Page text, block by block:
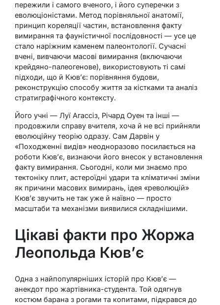
пережили і самого вченого, і його суперечки з
еволюціоністами. Метод порівняльної анатомії,
принцип кореляції частин, встановлення факту
вимирання та фауністичної послідовності — усе це
стало наріжним каменем палеонтології. Сучасні
вчені, вивчаючи масові вимирання (включаючи
крейдяно-палеогенове), використовують ті самі
підходи, що й Кюв’є: порівняння будови,
реконструкцію способу життя за кістками та аналіз
стратиграфічного контексту.
Його учні — Луї Агассіз, Річард Оуен та інші —
продовжили справу вчителя, хоча й не всі прийняли
еволюційну теорію одразу. Сам Дарвін у
«Походженні видів» неодноразово посилається на
роботи Кюв’є, визнаючи його внесок у встановлення
факту вимирання. Сьогодні, коли ми знаємо про
тектоніку плит, астероїдні удари та кліматичні зміни
як причини масових вимирань, ідея «революцій»
Кюв’є звучить не так уже й наївно — просто
масштаби та механізми виявилися складнішими.
Цікаві факти про Жоржа
Леопольда Кюв’є
Одна з найпопулярніших історій про Кюв’є —
анекдот про жартівника-студента. Той одягнув
костюм барана з рогами та копитами, підкрався до